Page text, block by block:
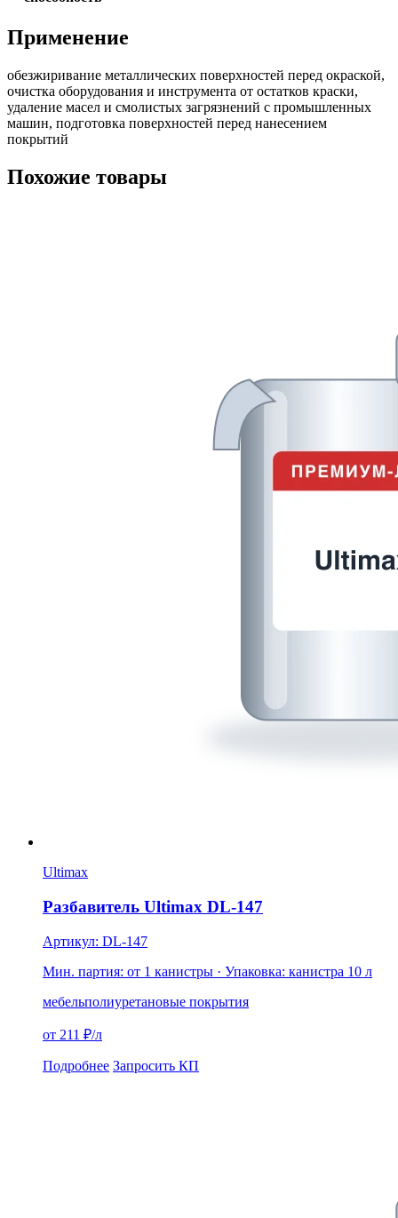
Применение
обезжиривание металлических поверхностей перед окраской,
очистка оборудования и инструмента от остатков краски,
удаление масел и смолистых загрязнений с промышленных
машин, подготовка поверхностей перед нанесением
покрытий
Похожие товары
Ultimax
Разбавитель Ultimax DL-147
Артикул: DL-147
Мин. партия: от 1 канистры · Упаковка: канистра 10 л
мебельполиуретановые покрытия
от 211 ₽/л
Подробнее Запросить КП